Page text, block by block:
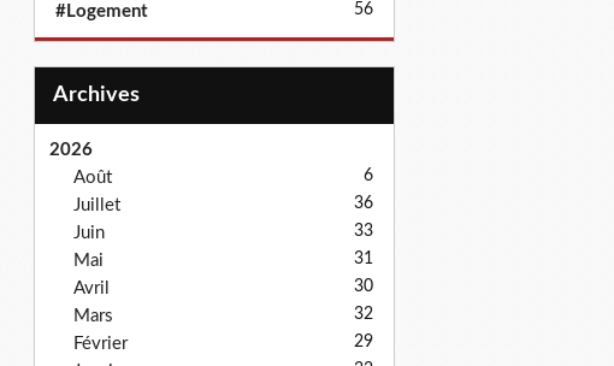
#Logement 56
Archives
2026
Août
6
Juillet 36
Juin 33
Mai 31
Avril 30
Mars 32
Février 29